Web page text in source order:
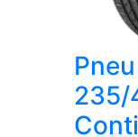
235/